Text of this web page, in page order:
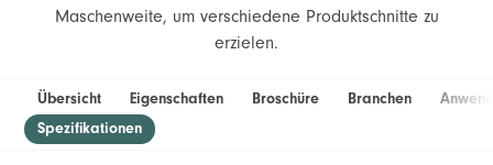
Maschenweite, um verschiedene Produktschnitte zu
erzielen.
Übersicht Eigenschaften Broschüre Branchen
Spezifikationen